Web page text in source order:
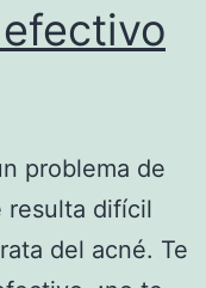
problema de
resulta difícil
del acné. Te